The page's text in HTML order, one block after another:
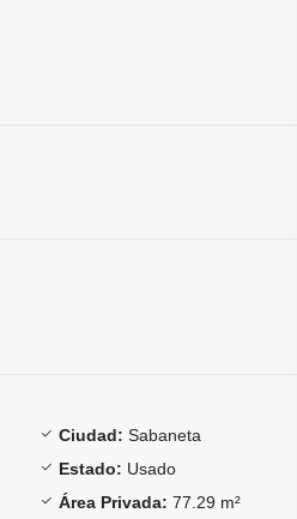
Ciudad: Sabaneta
Estado: Usado
Área Privada: 77.29 m²